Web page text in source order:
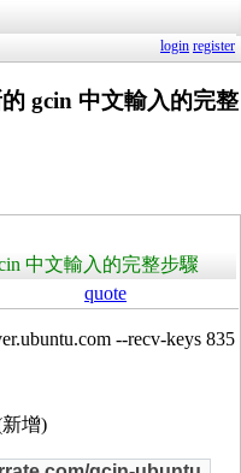
login register
gcin 中文輸入的完整
中文輸入的完整步驟
quote
--recv-keys 835
增)